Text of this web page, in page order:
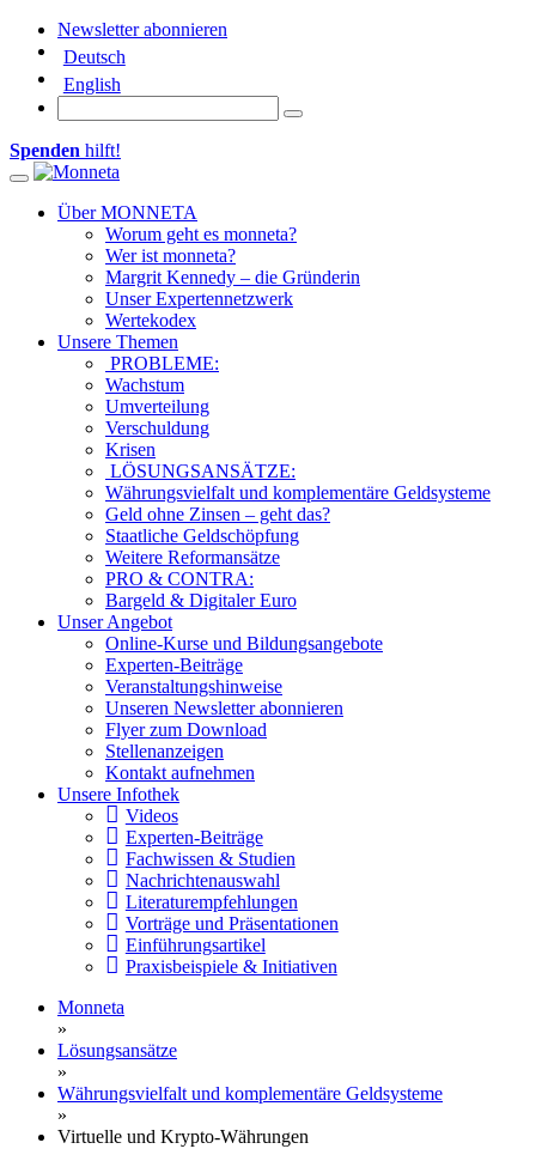
Newsletter abonnieren
Deutsch
English
Spenden hilft!
Toggle navigation
Über MONNETA
Worum geht es monneta?
Wer ist monneta?
Margrit Kennedy – die Gründerin
Unser Expertennetzwerk
Wertekodex
Unsere Themen
PROBLEME:
Wachstum
Umverteilung
Verschuldung
Krisen
LÖSUNGSANSÄTZE:
Währungsvielfalt und komplementäre Geldsysteme
Geld ohne Zinsen – geht das?
Staatliche Geldschöpfung
Weitere Reformansätze
PRO & CONTRA:
Bargeld & Digitaler Euro
Unser Angebot
Online-Kurse und Bildungsangebote
Experten-Beiträge
Veranstaltungshinweise
Unseren Newsletter abonnieren
Flyer zum Download
Stellenanzeigen
Kontakt aufnehmen
Unsere Infothek
Videos
Experten-Beiträge
Fachwissen & Studien
Nachrichtenauswahl
Literaturempfehlungen
Vorträge und Präsentationen
Einführungsartikel
Praxisbeispiele & Initiativen
Monneta
»
Lösungsansätze
»
Währungsvielfalt und komplementäre Geldsysteme
»
Virtuelle und Krypto-Währungen